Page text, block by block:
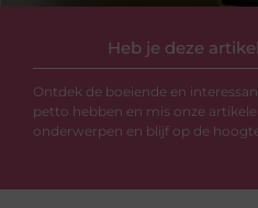
Heb je deze
Ontdek de boeiende en
petto hebben en mis onze
onderwerpen en blijf op de